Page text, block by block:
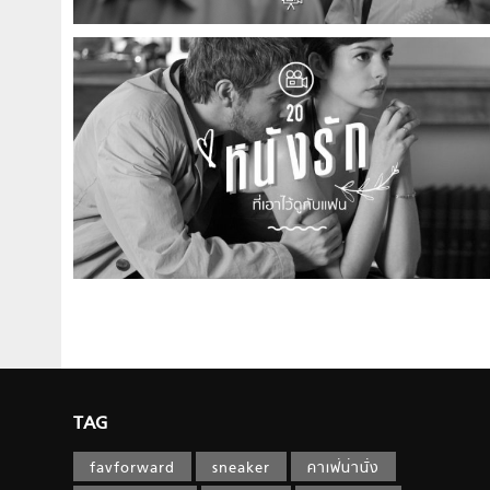
TAG
favforward sneaker คาเฟ่น่านั่ง